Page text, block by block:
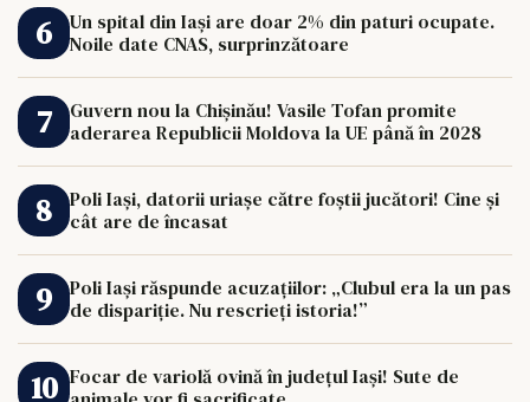
Un spital din Iași are doar 2% din paturi ocupate.
Noile date CNAS, surprinzătoare
Guvern nou la Chișinău! Vasile Tofan promite
aderarea Republicii Moldova la UE până în 2028
Poli Iași, datorii uriașe către foștii jucători! Cine și
cât are de încasat
Poli Iași răspunde acuzațiilor: „Clubul era la un pas
de dispariție. Nu rescrieți istoria!”
Focar de variolă ovină în județul Iași! Sute de